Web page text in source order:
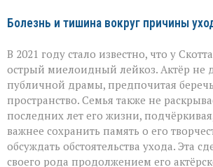
Болезнь и тишина вокруг причины
В 2021 году стало известно, что у
острый миелоидный лейкоз. Актёр не
публичной драмы, предпочитая
пространство. Семья также не
последних лет его жизни,
важнее сохранить память о его
обсуждать обстоятельства ухода. Эта
своего рода продолжением его